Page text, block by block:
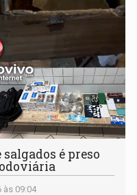
é preso
às 09:04